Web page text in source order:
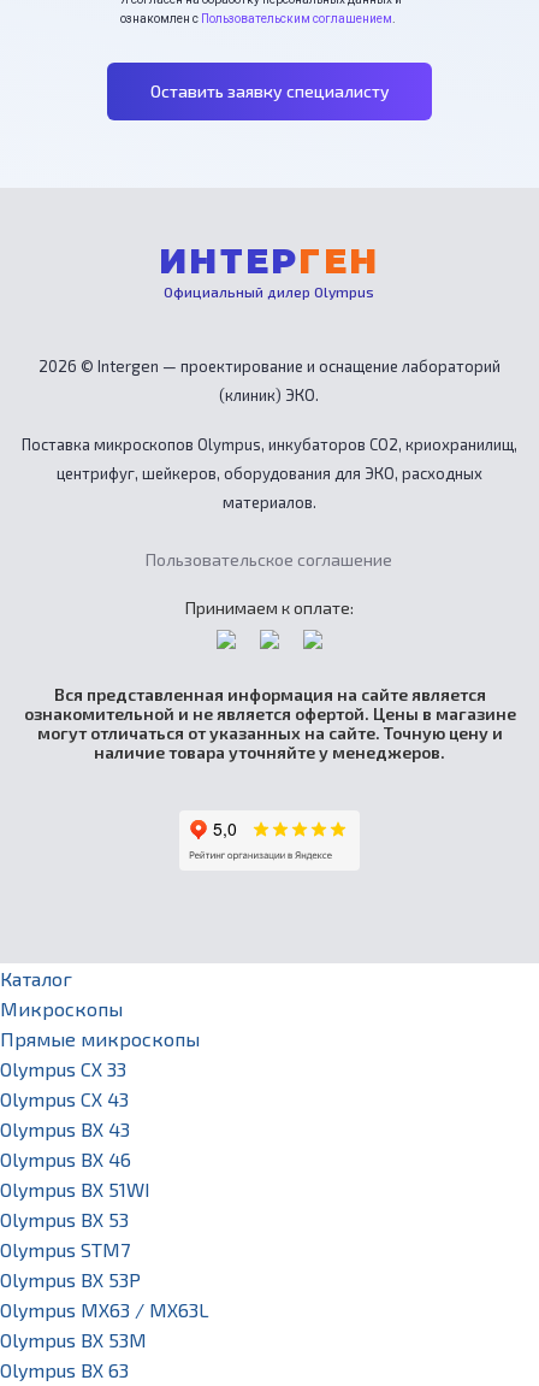
ознакомлен с Пользовательским соглашением
Оставить заявку специалисту
ИНТЕРГЕН
Официальный дилер Olympus
2026 © Intergen — проектирование и оснащение лабораторий
(клиник) ЭКО.
Поставка микроскопов Olympus, инкубаторов CO2, криохранилищ,
центрифуг, шейкеров, оборудования для ЭКО, расходных
материалов.
Пользовательское соглашение
Принимаем к оплате:
Вся представленная информация на сайте является
ознакомительной и не является офертой. Цены в магазине
могут отличаться от указанных на сайте. Точную цену и
наличие товара уточняйте у менеджеров.
Каталог
Микроскопы
Прямые микроскопы
Olympus CX 33
Olympus CX 43
Olympus BX 43
Olympus BX 46
Olympus BX 51WI
Olympus BX 53
Olympus STM7
Olympus BX 53P
Olympus MX63 / MX63L
Olympus BX 53M
Olympus BX 63